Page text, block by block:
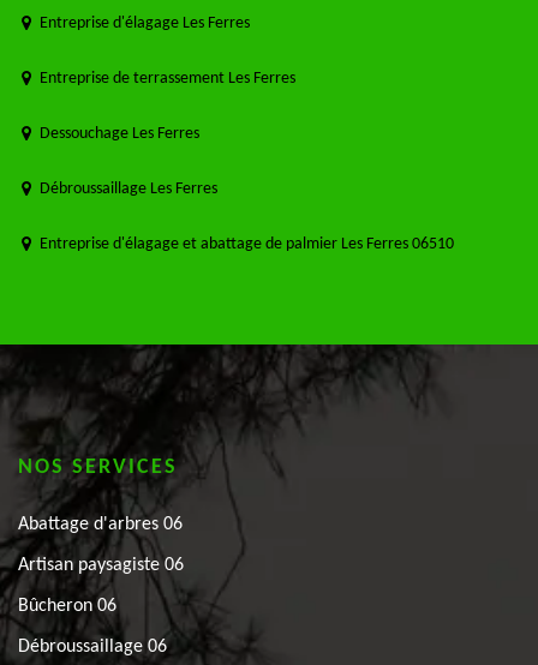
Entreprise d'élagage Les Ferres
Entreprise de terrassement Les Ferres
Dessouchage Les Ferres
Débroussaillage Les Ferres
Entreprise d'élagage et abattage de palmier Les Ferres 06510
NOS SERVICES
Abattage d'arbres 06
Artisan paysagiste 06
Bûcheron 06
Débroussaillage 06